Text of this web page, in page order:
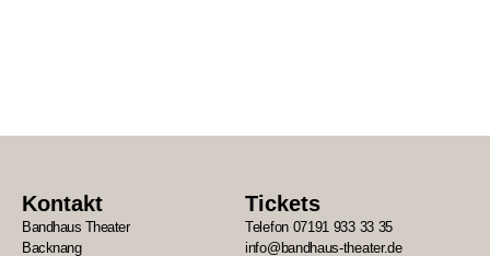
Kontakt
Bandhaus Theater
Backnang
Tickets
Telefon 07191 933 33 35
info@bandhaus-theater.de